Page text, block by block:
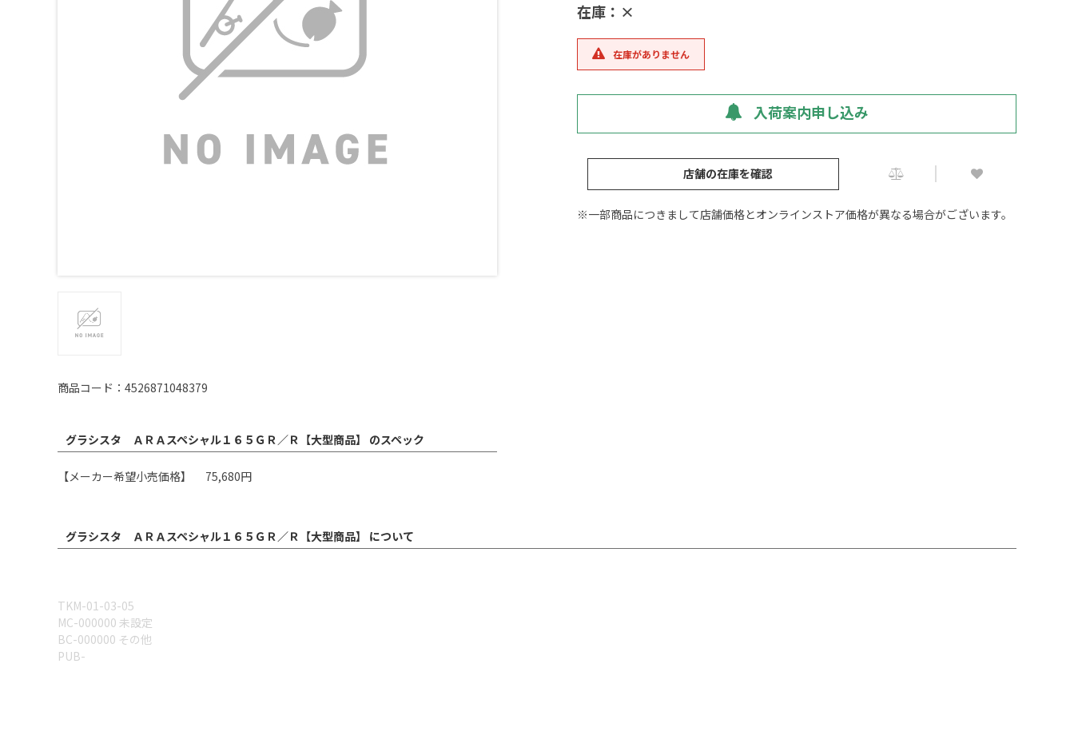
商品コード：4526871048379
グラシスタ ＡＲＡスペシャル１６５ＧＲ／Ｒ【大型商品】 のスペック
【メーカー希望小売価格】 75,680円
在庫：×
在庫がありません
入荷案内申し込み
店舗の在庫を確認
※一部商品につきまして店舗価格とオンラインストア価格が異なる場合がございます。
グラシスタ ＡＲＡスペシャル１６５ＧＲ／Ｒ【大型商品】 について
TKM-01-03-05
MC-000000 未設定
BC-000000 その他
PUB-